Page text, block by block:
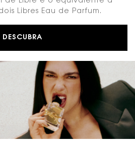
Libres Eau de Parfum.
DESCUBRA